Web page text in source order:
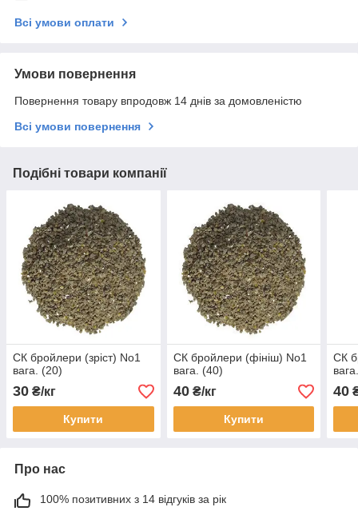
Всі умови оплати
Умови повернення
Повернення товару впродовж 14 днів за домовленістю
Всі умови повернення
Подібні товари компанії
СК бройлери (зріст) No1
вага. (20)
30 ₴/кг
Купити
СК бройлери (фініш) No1
вага. (40)
40₴/кг
Купити
СК
40
Про нас
100% позитивних з 14 відгуків за рік